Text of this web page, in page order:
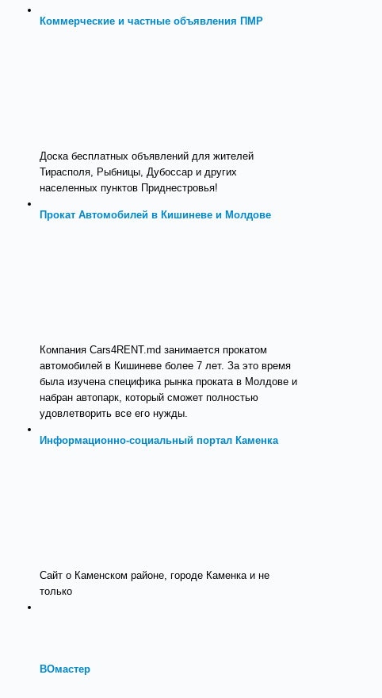
Коммерческие и частные объявления ПМР
Доска бесплатных объявлений для жителей
Тирасполя, Рыбницы, Дубоссар и других
населенных пунктов Приднестровья!
Прокат Автомобилей в Кишиневе и Молдове
Компания Cars4RENT.md занимается прокатом
автомобилей в Кишиневе более 7 лет. За это время
была изучена специфика рынка проката в Молдове и
набран автопарк, который сможет полностью
удовлетворить все его нужды.
Информационно-социальный портал Каменка
Сайт о Каменском районе, городе Каменка и не
только
ВОмастер